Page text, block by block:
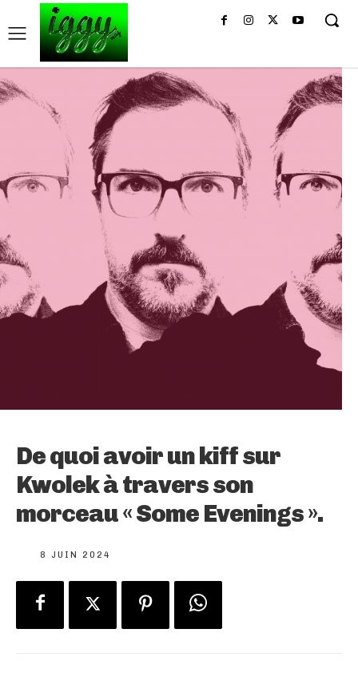
De quoi avoir un kiff sur
Kwolek à travers son
morceau « Some Evenings ».
8 JUIN 2024